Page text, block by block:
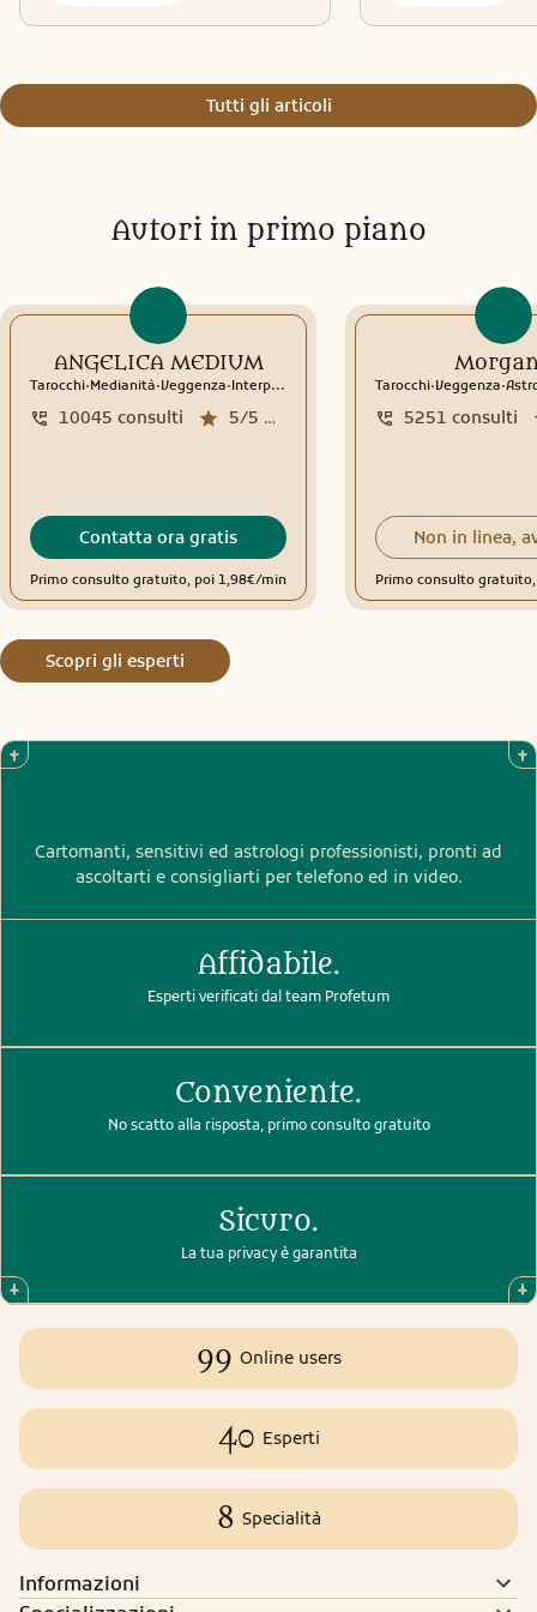
Tutti gli articoli
Autori in primo piano
ANGELICA MEDIUM
Tarocchi.Medianità.Veggenza.Interpretazione sogni Sciamanesimo Rune
5/5 media recensioni
10045 consulti
Contatta ora gratis
Primo consulto gratuito, poi 1,98€/min
Tarocchi.Veggenza.
5251 consulti
Non in linea,
Primo consulto
Scopri gli esperti
Cartomanti, sensitivi ed astrologi professionisti, pronti ad
ascoltarti e consigliarti per telefono ed in video.
Affidabile.
Esperti verificati dal team Profetum
Conveniente.
No scatto alla risposta, primo consulto gratuito
Sicuro.
La tua privacy è garantita
99 Online users
40 Esperti
8 Specialità
Informazioni